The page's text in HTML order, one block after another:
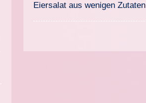
Eiersalat aus wenigen Zutaten